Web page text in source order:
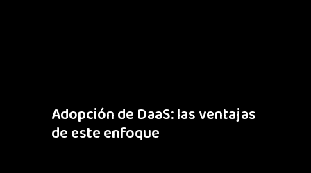
Adopción de DaaS: las ventajas
de este enfoque